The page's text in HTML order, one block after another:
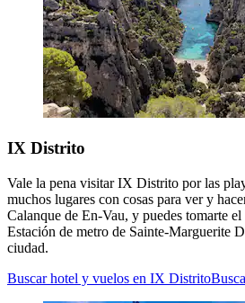
IX Distrito
Vale la pena visitar IX Distrito por las
muchos lugares con cosas para ver y
Calanque de En-Vau, y puedes tomarte
Estación de metro de Sainte-Marguerite
ciudad.
Buscar hotel y vuelos en IX Distrito